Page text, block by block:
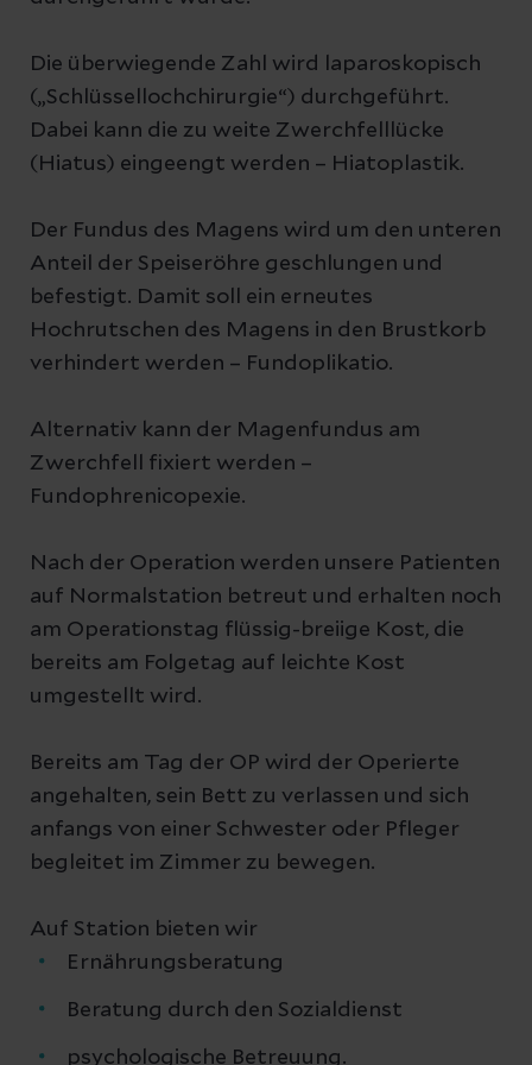
Medikamente verfälscht wird.
Die überwiegende Zahl wird laparoskopisch
(„Schlüssellochchirurgie“) durchgeführt.
Dabei kann die zu weite Zwerchfelllücke
(Hiatus) eingeengt werden – Hiatoplastik.
Der Fundus des Magens wird um den unteren
Anteil der Speiseröhre geschlungen und
befestigt. Damit soll ein erneutes
Hochrutschen des Magens in den Brustkorb
verhindert werden – Fundoplikatio.
Alternativ kann der Magenfundus am
Zwerchfell fixiert werden –
Fundophrenicopexie.
Nach der Operation werden unsere Patienten
auf Normalstation betreut und erhalten noch
am Operationstag flüssig-breiige Kost, die
bereits am Folgetag auf leichte Kost
umgestellt wird.
Bereits am Tag der OP wird der Operierte
angehalten, sein Bett zu verlassen und sich
anfangs von einer Schwester oder Pfleger
begleitet im Zimmer zu bewegen.
Auf Station bieten wir
Ernährungsberatung
Beratung durch den Sozialdienst
psychologische Betreuung.